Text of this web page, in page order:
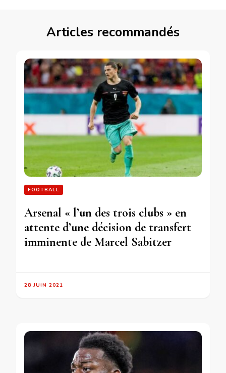
Articles recommandés
FOOTBALL
Arsenal « l’un des trois clubs » en
attente d’une décision de transfert
imminente de Marcel Sabitzer
28 JUIN 2021